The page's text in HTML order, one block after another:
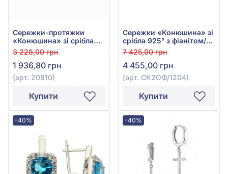
Сережки-протяжки
«Конюшина» зі срібла
925° з фіанітом/
куб.цирконієм, арт.
20810
3 228,00 грн
1 936,80 грн
(арт. 20810)
Купити
Сережки «Конюшина» зі
срібла 925° з фіанітом/
куб.цирконієм та чорним
оніксом, арт.
СК2ОФ/1204
7 425,00 грн
4 455,00 грн
(арт. СК2ОФ/1204)
Купити
-40% -40%